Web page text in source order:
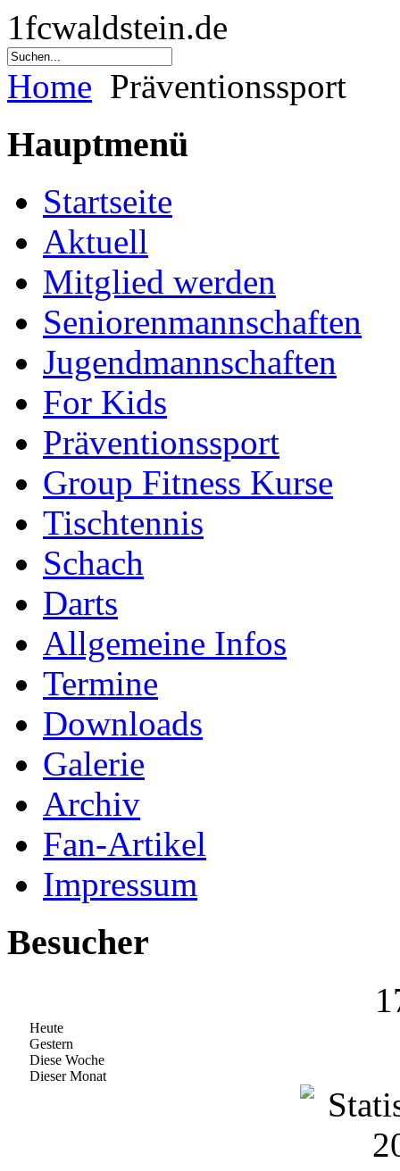
1fcwaldstein.de
Home Präventionssport
Hauptmenü
Startseite
Aktuell
Mitglied werden
Seniorenmannschaften
Jugendmannschaften
For Kids
Präventionssport
Group Fitness Kurse
Tischtennis
Schach
Darts
Allgemeine Infos
Termine
Downloads
Galerie
Archiv
Fan-Artikel
Impressum
Besucher
Heute
Gestern
Diese Woche
Dieser Monat